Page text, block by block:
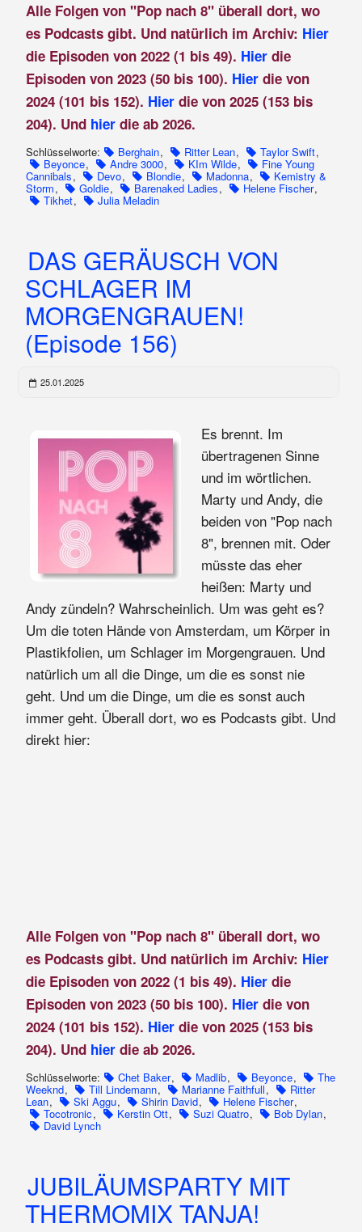
Alle Folgen von "Pop nach 8" überall dort, wo
es Podcasts gibt. Und natürlich im Archiv: Hier
die Episoden von 2022 (1 bis 49). Hierdie
Episoden von 2023 (50 bis 100). Hier die von
2024 (101 bis 152). Hier die von 2025 (153 bis
204). Und hier die ab 2026.
Schlüsselworte: Berghain, Ritter Lean, Taylor Swift,
Beyonce, Andre 3000, KIm Wilde, Fine Young
Cannibals, Devo, Blondie, Madonna, Kemistry &
Storm, Goldie, Barenaked Ladies, Helene Fischer,
Tikhet, Julia Meladin
DAS GERÄUSCH VON
SCHLAGER IM
MORGENGRAUEN!
(Episode 156)
25.01.2025
Es brennt. Im
übertragenen Sinne
und im wörtlichen.
Marty und Andy, die
beiden von "Pop nach
8", brennen mit. Oder
müsste das eher
heißen: Marty und
Andy zündeln? Wahrscheinlich. Um was geht es?
Um die toten Hände von Amsterdam, um Körper in
Plastikfolien, um Schlager im Morgengrauen. Und
natürlich um all die Dinge, um die es sonst nie
geht. Und um die Dinge, um die es sonst auch
immer geht. Überall dort, wo es Podcasts gibt. Und
direkt hier:
Alle Folgen von "Pop nach 8" überall dort, wo
es Podcasts gibt. Und natürlich im Archiv: Hier
die Episoden von 2022 (1 bis 49). Hierdie
Episoden von 2023 (50 bis 100). Hier die von
2024 (101 bis 152). Hier die von 2025 (153 bis
204). Und hier die ab 2026.
Schlüsselworte: Chet Baker, Madlib, Beyonce, The
Weeknd, Till Lindemann, Marianne Faithfull, Ritter
Lean, Ski Aggu, Shirin David, Helene Fischer,
Tocotronic, Kerstin Ott, Suzi Quatro, Bob Dylan,
David Lynch
JUBILÄUMSPARTY MIT
THERMOMIX TANJA!